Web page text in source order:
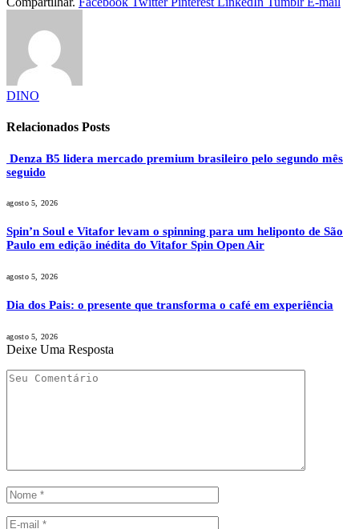
DINO
Relacionados Posts
Denza B5 lidera mercado premium brasileiro pelo segundo mês
seguido
agosto 5, 2026
Spin’n Soul e Vitafor levam o spinning para um heliponto de São
Paulo em edição inédita do Vitafor Spin Open Air
agosto 5, 2026
Dia dos Pais: o presente que transforma o café em experiência
agosto 5, 2026
Deixe Uma Resposta